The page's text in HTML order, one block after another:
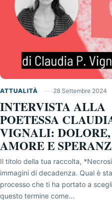
ATTUALITÀ 28 Settembre 2024
INTERVISTA ALLA
POETESSA
VIGNALI: DOLORE,
AMORE E
Il titolo della tua raccolta,
immagini di decadenza. Qual è
processo che ti ha portato a
questo termine come…